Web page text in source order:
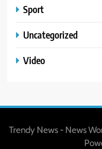
Sport
Uncategorized
Video
Trendy News - News